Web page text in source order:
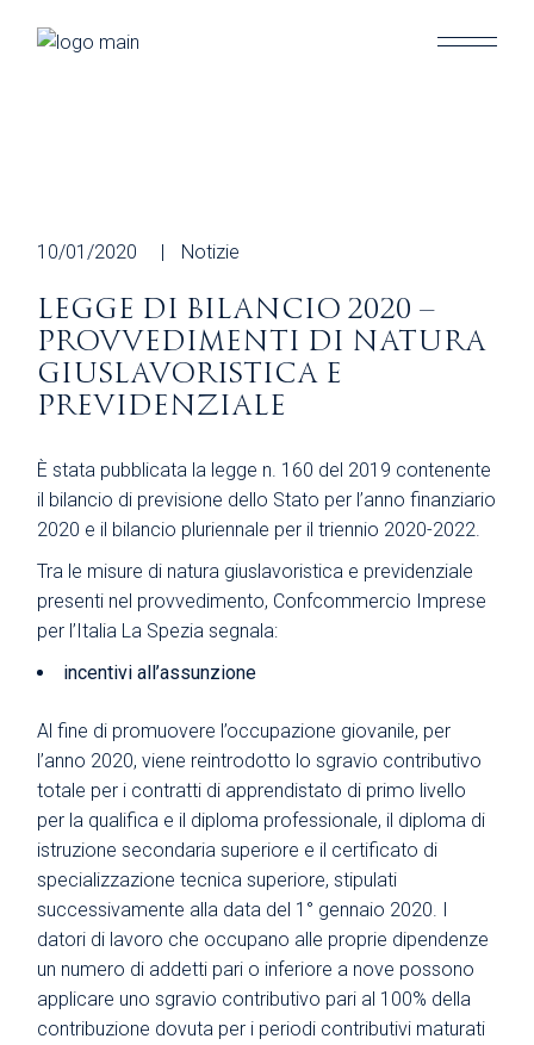
10/01/2020 Notizie
LEGGE DI BILANCIO 2020 –
PROVVEDIMENTI DI NATURA
GIUSLAVORISTICA E
PREVIDENZIALE
È stata pubblicata la legge n. 160 del 2019 contenente
il bilancio di previsione dello Stato per l’anno finanziario
2020 e il bilancio pluriennale per il triennio 2020-2022.
Tra le misure di natura giuslavoristica e previdenziale
presenti nel provvedimento, Confcommercio Imprese
per l’Italia La Spezia segnala:
incentivi all’assunzione
Al fine di promuovere l’occupazione giovanile, per
l’anno 2020, viene reintrodotto lo sgravio contributivo
totale per i contratti di apprendistato di primo livello
per la qualifica e il diploma professionale, il diploma di
istruzione secondaria superiore e il certificato di
specializzazione tecnica superiore, stipulati
successivamente alla data del 1° gennaio 2020. I
datori di lavoro che occupano alle proprie dipendenze
un numero di addetti pari o inferiore a nove possono
applicare uno sgravio contributivo pari al 100% della
contribuzione dovuta per i periodi contributivi maturati